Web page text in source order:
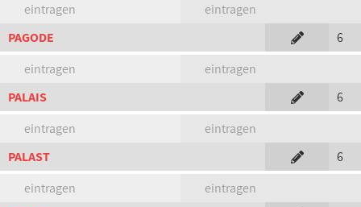
eintragen
eintragen
PAGODE
6
eintragen
eintragen
PALAIS
6
eintragen
eintragen
PALAST
6
eintragen
eintragen